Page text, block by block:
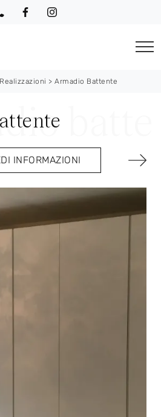
Realizzazioni >Armadio Battente
INFORMAZIONI